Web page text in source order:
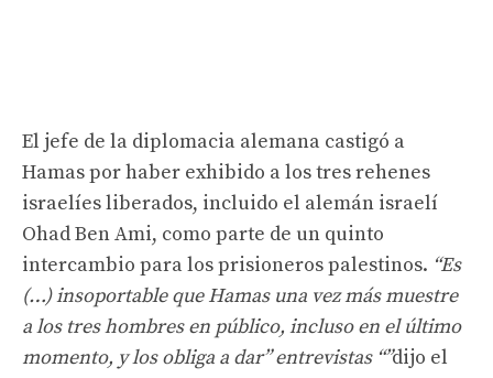
El jefe de la diplomacia alemana castigó a
Hamas por haber exhibido a los tres rehenes
israelíes liberados, incluido el alemán israelí
Ohad Ben Ami, como parte de un quinto
intercambio para los prisioneros palestinos. “Es
(…) insoportable que Hamas una vez más muestre
a los tres hombres en público, incluso en el último
momento, y los obliga a dar” entrevistas “”dijo el